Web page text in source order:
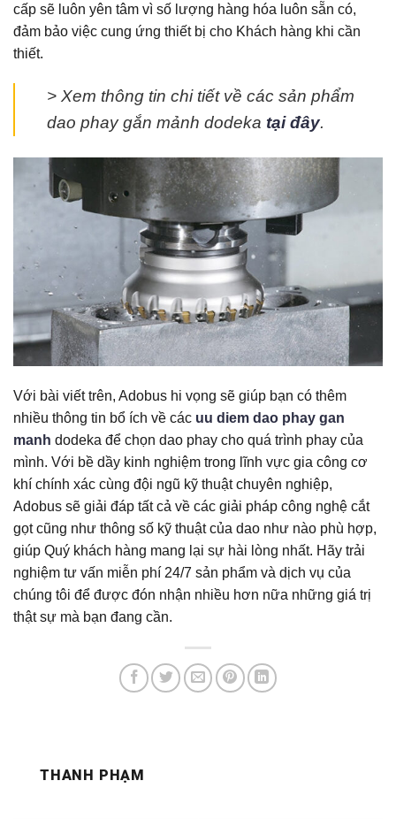
cấp sẽ luôn yên tâm vì số lượng hàng hóa luôn sẵn có,
đảm bảo việc cung ứng thiết bị cho Khách hàng khi cần
thiết.
> Xem thông tin chi tiết về các sản phẩm
dao phay gắn mảnh dodeka tại đây.
Với bài viết trên, Adobus hi vọng sẽ giúp bạn có thêm
nhiều thông tin bổ ích về các uu diem dao phay gan
manh dodeka để chọn dao phay cho quá trình phay của
mình. Với bề dầy kinh nghiệm trong lĩnh vực gia công cơ
khí chính xác cùng đội ngũ kỹ thuật chuyên nghiệp,
Adobus sẽ giải đáp tất cả về các giải pháp công nghệ cắt
gọt cũng như thông số kỹ thuật của dao như nào phù hợp,
giúp Quý khách hàng mang lại sự hài lòng nhất. Hãy trải
nghiệm tư vấn miễn phí 24/7 sản phẩm và dịch vụ của
chúng tôi để được đón nhận nhiều hơn nữa những giá trị
thật sự mà bạn đang cần.
THANH PHẠM